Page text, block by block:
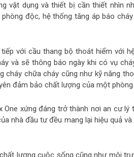
vật dụng và thiết bị cần thiết nhìn
độc, hệ thống tăng áp báo
với cầu thang bộ thoát hiểm với
và sẽ thông báo ngày khi có vụ
cháy chữa cháy cũng như kỹ năng
đảm bảo chất lượng của một phòng
One xứng đáng trở thành nơi an cư
nhà đầu tư đều mang lại hiệu quả
lượng cuộc sống cũng như môi